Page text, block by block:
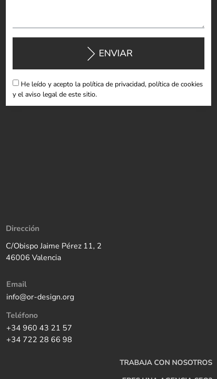
He leído y acepto la política de privacidad, política de cookies
y el aviso legal de este sitio.
ENVIAR
Dirección
C/Obispo Jaime Pérez 11, 2
46006 Valencia
Email
info@or-design.org
Teléfono
+34 960 43 21 57
+34 722 28 66 98
TRABAJA CON NOSOTROS